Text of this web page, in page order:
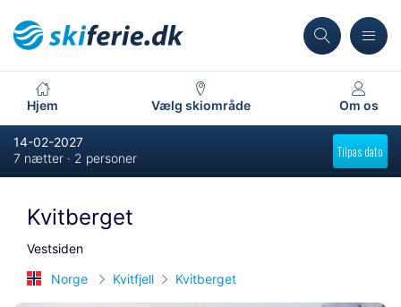
Hjem Vælg skiområde Om os
14-02-2027
7 nætter · 2 personer
Tilpas dato
Kvitberget
Vestsiden
Norge
Kvitfjell Kvitberget